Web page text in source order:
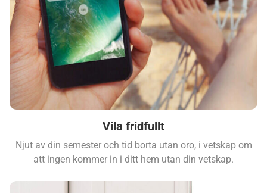
Vila fridfullt
Njut av din semester och tid borta utan oro, i vetskap om
att ingen kommer in i ditt hem utan din vetskap.